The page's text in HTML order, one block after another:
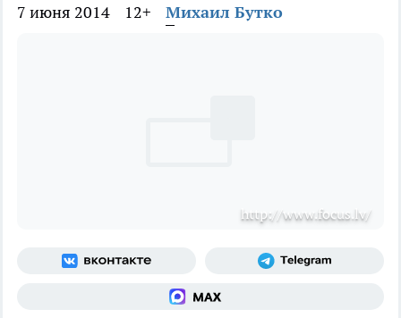
7 июня 2014 12+ Михаил Бутко
http://www.focus.lv/